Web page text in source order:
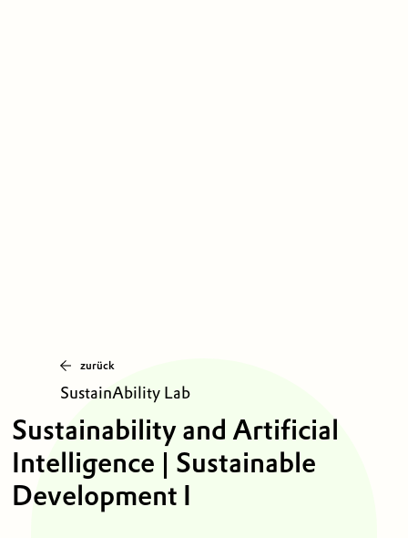
zurück
SustainAbility Lab
Sustainability and Artificial
Intelligence | Sustainable
Development I